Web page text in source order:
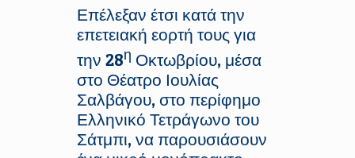
Επέλεξαν έτσι κατά την
επετειακή εορτή τους για
την 28η Οκτωβρίου, μέσα
στο Θέατρο Ιουλίας
Σαλβάγου, στο περίφημο
Ελληνικό Τετράγωνο του
Σάτμπι, να παρουσιάσουν